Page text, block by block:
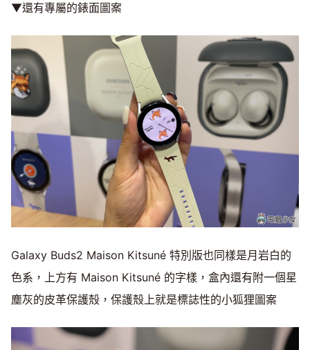
▼還有專屬的錶面圖案
Galaxy Buds2 Maison Kitsuné 特別版也同樣是月岩白的
色系，上方有 Maison Kitsuné 的字樣，盒內還有附一個星
塵灰的皮革保護殼，保護殼上就是標誌性的小狐狸圖案